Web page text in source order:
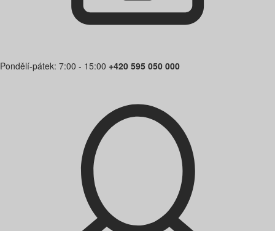
Pondělí-pátek: 7:00 - 15:00 +420 595 050 000